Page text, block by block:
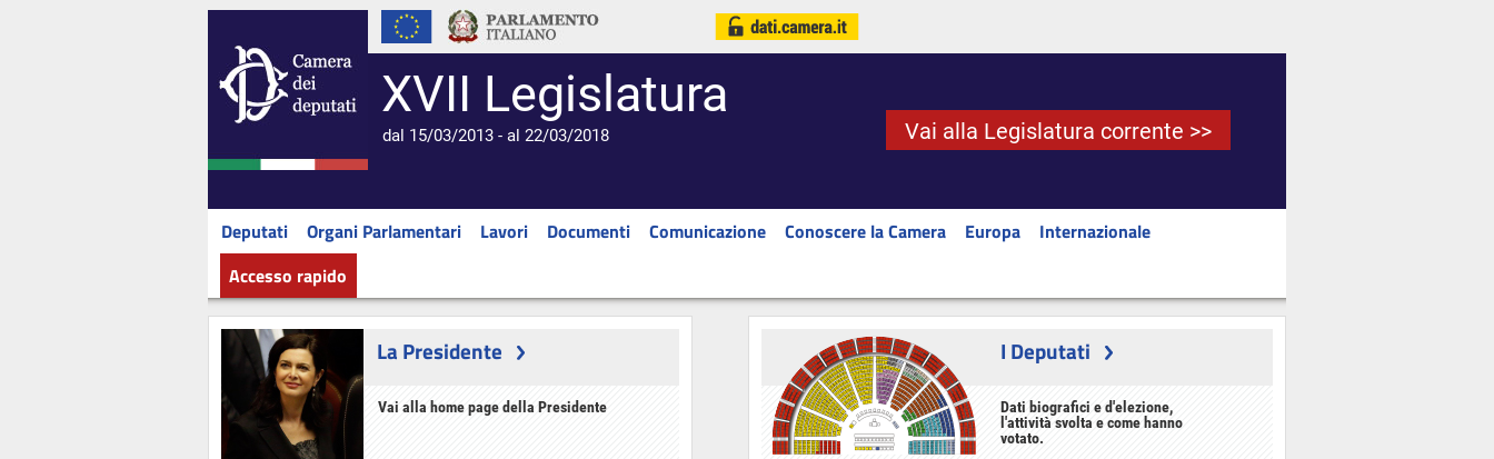
XVII Legislatura
dal 15/03/2013 - al 22/03/2018 Vai alla Legislatura corrente >>
Deputati Organi Parlamentari Lavori Documenti Comunicazione Conoscere la Camera Europa
Internazionale
Accesso rapido
La Presidente
Vai alla home page della Presidente
I Deputati
Dati biografici e d'elezione,
l'attività svolta e come hanno
votato.